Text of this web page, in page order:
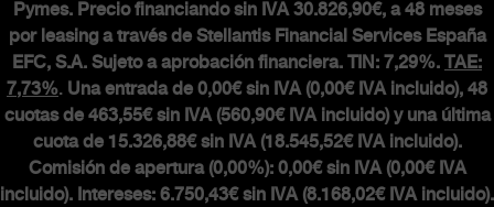
Pymes. Precio financiando sin IVA 30.826,90€, a 48 meses
por leasing a través de Stellantis Financial Services España
EFC, S.A. Sujeto a aprobación financiera. TIN: 7,29%. TAE:
7,73%. Una entrada de 0,00€ sin IVA (0,00€ IVA incluido), 48
cuotas de 463,55€ sin IVA (560,90€ IVA incluido) y una última
cuota de 15.326,88€ sin IVA (18.545,52€ IVA incluido).
Comisión de apertura (0,00%): 0,00€ sin IVA (0,00€ IVA
incluido). Intereses: 6.750,43€ sin IVA (8.168,02€ IVA incluido).